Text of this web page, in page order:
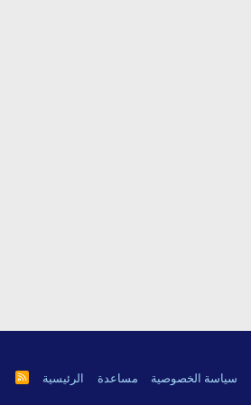
سياسة الخصوصية مساعدة الرئيسية
R